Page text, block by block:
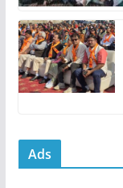
Ads